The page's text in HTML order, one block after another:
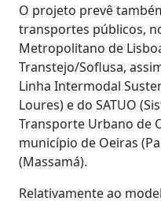
O projeto prevê
transportes públicos,
Metropolitano de
Transtejo/Soflusa,
Linha Intermodal
Loures) e do SATUO
Transporte Urbano de
município de Oeiras
(Massamá).
Relativamente ao